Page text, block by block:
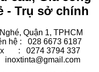
- Trụ sở chính
Quận 1, TPHCM
hệ : 028 6673 6187
: 0274 3794 337
inoxtinta@gmail.com